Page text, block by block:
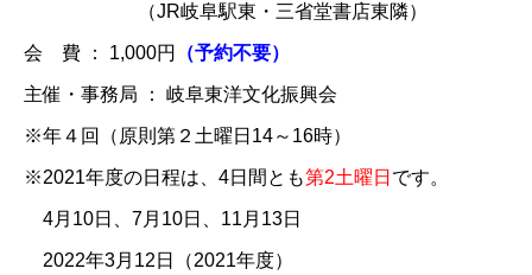
（JR岐阜駅東・三省堂書店東隣）
会 費 ： 1,000円 ​（予約不要）​
主催・事務局 ： 岐阜東洋文化振興会
※年４回（原則第２土曜日14～16時）
※2021年度の日程は、4日間とも第2土曜日 です。
4月10日、7月10日、11月13日
2022年3月12日（2021年度）​​​